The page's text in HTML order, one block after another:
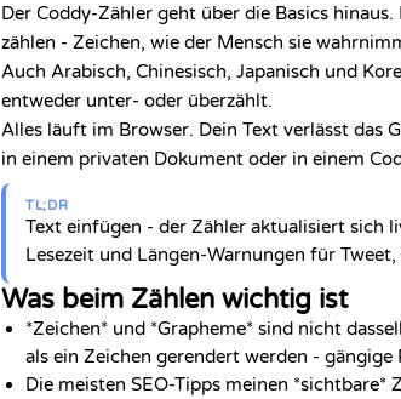
Der Coddy-Zähler geht über die Basics
zählen - Zeichen, wie der Mensch sie
Auch Arabisch, Chinesisch, Japanisch und
entweder unter- oder überzählt.
Alles läuft im Browser. Dein Text verlässt das
in einem privaten Dokument oder in einem
TL;DR
Text einfügen - der Zähler aktualisiert sich
Lesezeit und Längen-Warnungen für
Was beim Zählen wichtig ist
*Zeichen* und *Grapheme* sind nicht
als ein Zeichen gerendert werden -
Die meisten SEO-Tipps meinen